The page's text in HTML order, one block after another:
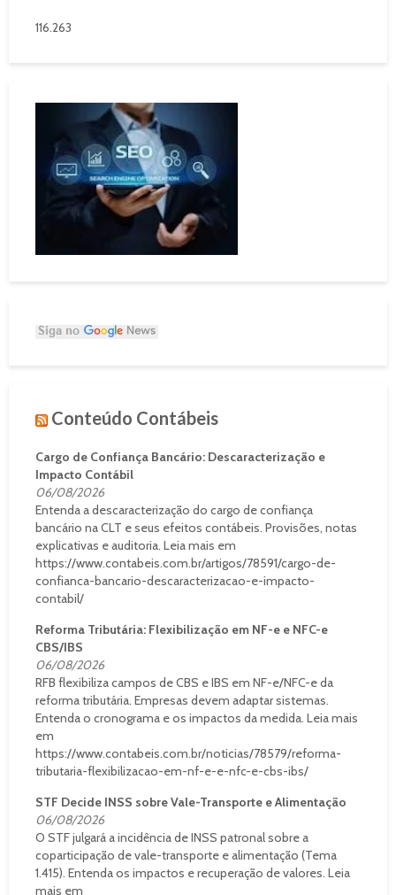
116.263
Conteúdo Contábeis
Cargo de Confiança Bancário: Descaracterização e
Impacto Contábil
06/08/2026
Entenda a descaracterização do cargo de confiança
bancário na CLT e seus efeitos contábeis. Provisões, notas
explicativas e auditoria. Leia mais em
https://www.contabeis.com.br/artigos/78591/cargo-de-
confianca-bancario-descaracterizacao-e-impacto-
contabil/
Reforma Tributária: Flexibilização em NF-e e NFC-e
CBS/IBS
06/08/2026
RFB flexibiliza campos de CBS e IBS em NF-e/NFC-e da
reforma tributária. Empresas devem adaptar sistemas.
Entenda o cronograma e os impactos da medida. Leia mais
em
https://www.contabeis.com.br/noticias/78579/reforma-
tributaria-flexibilizacao-em-nf-e-e-nfc-e-cbs-ibs/
STF Decide INSS sobre Vale-Transporte e Alimentação
06/08/2026
O STF julgará a incidência de INSS patronal sobre a
coparticipação de vale-transporte e alimentação (Tema
1.415). Entenda os impactos e recuperação de valores. Leia
mais em